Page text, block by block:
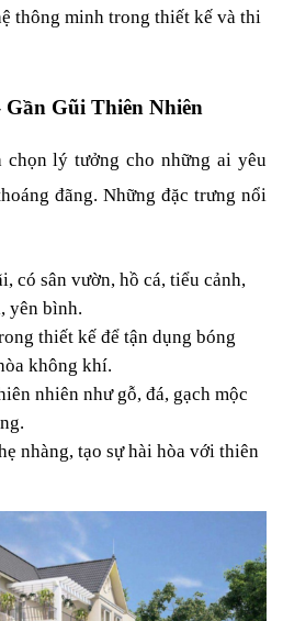
thông minh trong thiết kế và thi
Gũi Thiên Nhiên
lý tưởng cho những ai yêu
đãng. Những đặc trưng nổi
có sân vườn, hồ cá, tiểu cảnh,
yên bình.
thiết kế để tận dụng bóng
không khí.
nhiên như gỗ, đá, gạch mộc
nhàng, tạo sự hài hòa với thiên